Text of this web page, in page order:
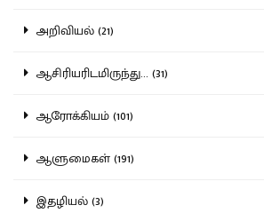
அறிவியல் (21)
ஆசிரியரிடமிருந்து... (31)
ஆரோக்கியம் (101)
ஆளுமைகள் (191)
இதழியல் (3)